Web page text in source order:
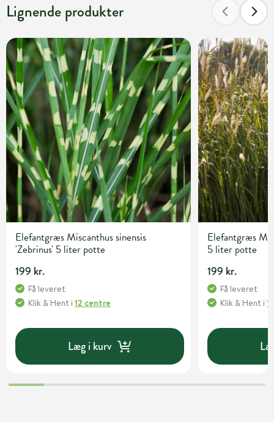
Lignende produkter
Elefantgræs Miscanthus sinensis
'Zebrinus' 5 liter potte
199 kr.
Få leveret
Klik & Hent i 12 centre
Læg i kurv
Elefantgræs
5 liter potte
199 kr.
Få leveret
Klik & Hent i